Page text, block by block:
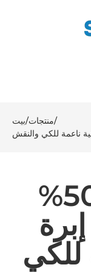
بيت/منتجات/
جودة جيدة 50%
إبرة
للكي